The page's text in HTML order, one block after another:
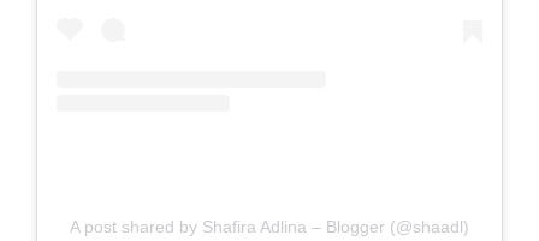
A post shared by Shafira Adlina – Blogger (@shaadl)